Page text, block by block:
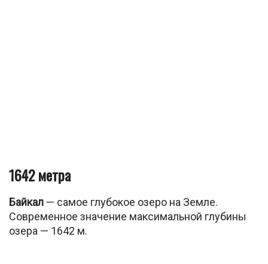
1642 метра
Байкал — самое глубокое озеро на Земле.
Современное значение максимальной глубины
озера — 1642 м.